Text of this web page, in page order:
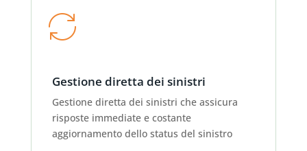
Gestione diretta dei sinistri
Gestione diretta dei sinistri che assicura
risposte immediate e costante
aggiornamento dello status del sinistro